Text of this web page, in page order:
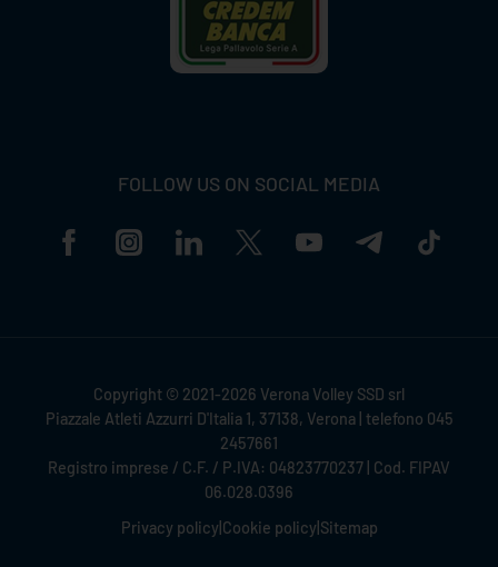
FOLLOW US ON SOCIAL MEDIA
Copyright © 2021-2026 Verona Volley SSD srl
Piazzale Atleti Azzurri D'Italia 1, 37138, Verona | telefono 045
2457661
Registro imprese / C.F. / P.IVA: 04823770237 | Cod. FIPAV
06.028.0396
Privacy policy Cookie policy Sitemap